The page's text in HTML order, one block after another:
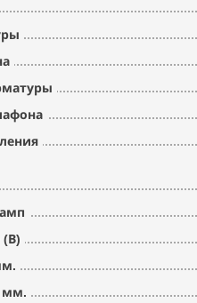
мм.